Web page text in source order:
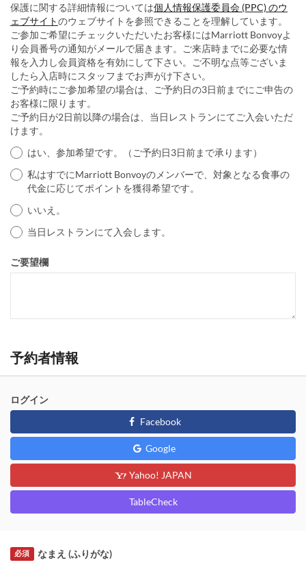
保護に関する詳細情報については個人情報保護委員会 (PPC) のウ
ェブサイトのウェブサイトを参照できることを理解しています。
ご参加ご希望にチェックいただいたお客様にはMarriott Bonvoyよ
り会員番号の通知がメールで届きます。ご来店時までに必要な情
報を入力し会員資格を有効にして下さい。ご不明な点等ございま
したら入店時にスタッフまでお声がけ下さい。
ご予約時にご参加希望の場合は、ご予約日の3日前までにご申告の
お客様に限ります。
ご予約日が2日前以降の場合は、当日レストランにてご入会いただ
けます。
はい、参加希望です。（ご予約日3日前まで承ります）
私はすでにMarriott Bonvoyのメンバーで、対象となる食事の
代金に応じてポイントを獲得希望です。
いいえ。
当日レストランにて入会します。
ご要望欄
予約者情報
ログイン
Facebook
Google
Yahoo! JAPAN
TableCheck
なまえ (ふりがな)
必須